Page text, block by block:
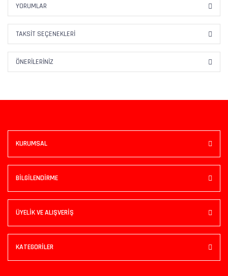
YORUMLAR
TAKSIT SEÇENEKLERI
ÖNERILERINIZ
KURUMSAL
BİLGİLENDİRME
ÜYELİK VE ALIŞVERİŞ
KATEGORİLER